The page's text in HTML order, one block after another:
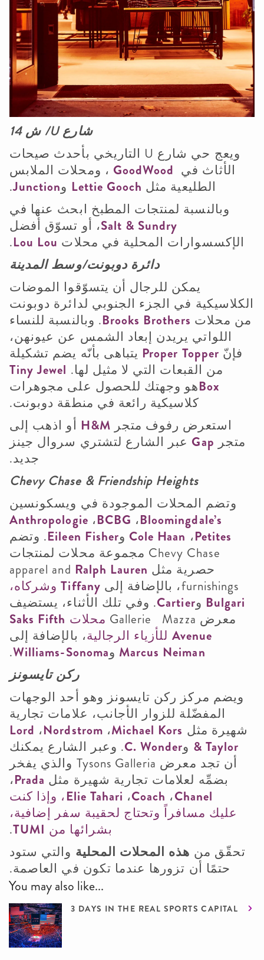
شارعU/ ش 14
ويعج حي شارع U التاريخي بأحدث صيحات
الأثاث في GoodWood ، ومحلات الملابس
الطليعية مثل Lettie Gooch وJunction
.
وبالنسبة لمنتجات المطبخ ابحث عنها في
Salt & Sundry، أو تسوّق أفضل
الإكسسوارات المحلية في محلات Lou Lou
.
دائرة دوبونت/وسط المدينة
يمكن للرجال أن يتسوّقوا الموضات
الكلاسيكية في الجزء الجنوبي لدائرة دوبونت
من محلات Brooks Brothers. وبالنسبة للنساء
اللواتي يريدن إبعاد الشمس عن عيونهن،
فإنّ Proper Topper يتباهى بأنّه يضم تشكيلة
من القبعات التي لا مثيل لها. Tiny Jewel
Boxهو وجهتك للحصول على مجوهرات
كلاسيكية رائعة في منطقة دوبونت.
استعرض رفوف متجر H&M أو اذهب إلى
متجر Gapعبر الشارع لتشتري سروال جينز
جديد.
Chevy Chase & Friendship Heights
وتضم المحلات الموجودة في ويسكونسين
Bloomingdale’s، BCBG، Anthropologie
Petites، Cole HaanوEileen Fisher. وتضم
Chevy Chase مجموعة محلات لمنتجات
حصرية مثل Ralph Lauren
apparel and
furnishings، بالإضافة إلى Tiffanyوشركاه،
Bulgari وCartier. وفي تلك الأثناء، يستضيف
معرض Mazza
Gallerie محلات Saks Fifth
Avenue للأزياء الرجالية، بالإضافة إلى
Neiman
Marcus وWilliams-Sonoma
.
ركن تايسونز
ويضم مركز ركن تايسونز وهو أحد الوجهات
المفضّلة للزوار الأجانب، علامات تجارية
شهيرة مثل Michael Kors، Nordstrom، Lord
& Taylor وC. Wonder. وعبر الشارع يمكنك
أن تجد معرض Tysons Galleria والذي يفخر
بضمِّه لعلامات تجارية شهيرة مثل Prada،
Chanel، Coach، Elie Tahari ، وإذا كنت
مسافراً وتحتاج لحقيبة سفر إضافية، عليك
بشرائها من TUMI
.
تحقّق من هذه المحلات المحلية والتي ستود
حتمًا أن تزورها عندما تكون في العاصمة.
You may also like...
3 DAYS IN THE REAL SPORTS CAPITAL